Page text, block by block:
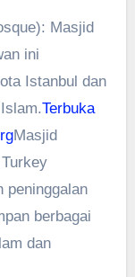
Masjid
ini
Istanbul dan
Terbuka
Masjid
peninggalan
berbagai
dan